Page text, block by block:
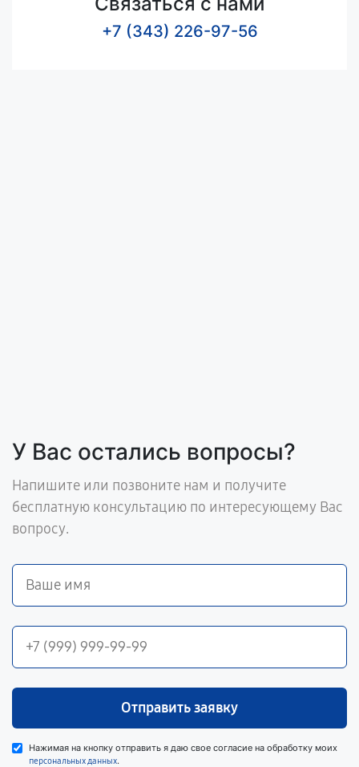
+7 (343) 226-97-56
У Вас остались вопросы?
Напишите или позвоните нам и получите
бесплатную консультацию по интересующему Вас
вопросу.
Отправить заявку
Нажимая на кнопку отправить я даю свое согласие на обработку моих
персональных данных.